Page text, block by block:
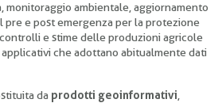
monitoraggio ambientale, aggiornamento
pre e post emergenza per la protezione
e stime delle produzioni agricole
che adottano abitualmente dati
da prodotti geoinformativi